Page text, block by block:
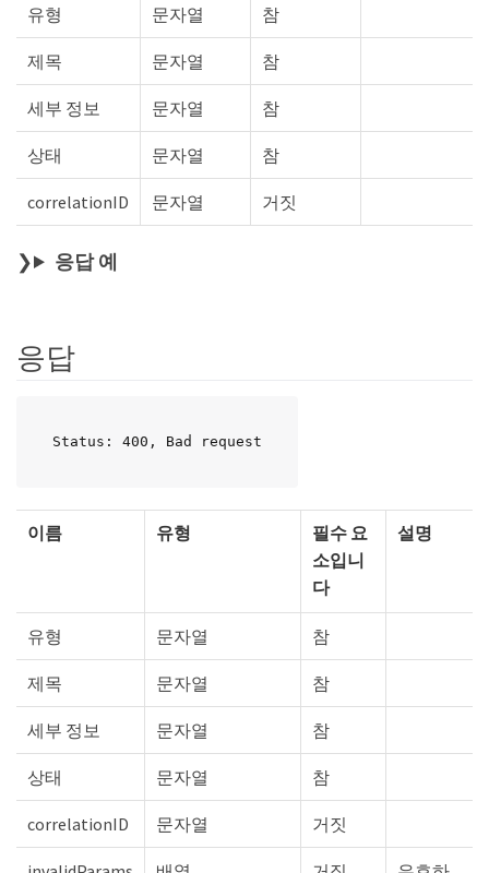
유형 문자열 참
제목 문자열 참
세부 정보 문자열 참
상태 문자열 참
correlationID 문자열 거짓
응답 예
응답
Status: 400, Bad request
이름 유형
필수 요
소입니
다
설명
유형 문자열 참
제목 문자열 참
세부 정보 문자열 참
상태 문자열 참
correlationID 문자열 거짓